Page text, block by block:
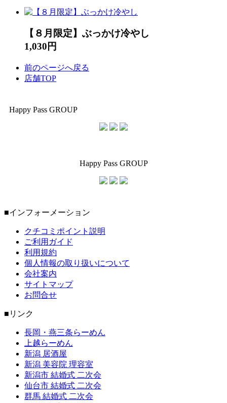
【８月限定】ぶっかけ冷やし
1,030円
前のページへ戻る
店舗TOP
Happy Pass GROUP
Happy Pass GROUP
■インフォーメーション
クチコミポイント説明
ご利用ガイド
利用規約
個人情報の取り扱いについて
会社案内
サイトマップ
お問合せ
■リンク
長岡・燕三条らーめん
上越らーめん
新潟 居酒屋
新潟 美容院 理容室
新潟市 結婚式 二次会
仙台市 結婚式 二次会
群馬 結婚式 二次会